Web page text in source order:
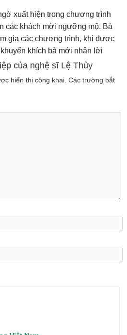
xuất hiện trong chương trình
các khách mời ngưỡng mộ. Bà
gia các chương trình, khi được
khích bà mới nhận lời
của nghệ sĩ Lệ Thủy
hiển thị công khai. Các trường bắt